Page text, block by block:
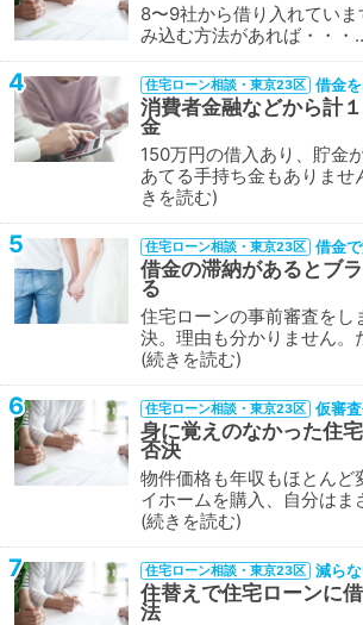
8〜9社から借り入れてい
み込む方法があれば・・・
4 住宅ローン相談・東京23区 借金
消費者金融などから計
金
150万円の借入あり、貯金
あてる手持ち金もありま
きを読む
5 住宅ローン相談・東京23区 借金
借金の滞納があるとブ
る
住宅ローンの事前審査をし
決。理由も分かりません
続きを読む
6 住宅ローン相談・東京23区 仮審
身に覚えのなかった住
否決
物件価格も年収もほとんど
イホームを購入、自分は
続きを読む
7 住宅ローン相談・東京23区 減ら
住替えで住宅ローンに
法